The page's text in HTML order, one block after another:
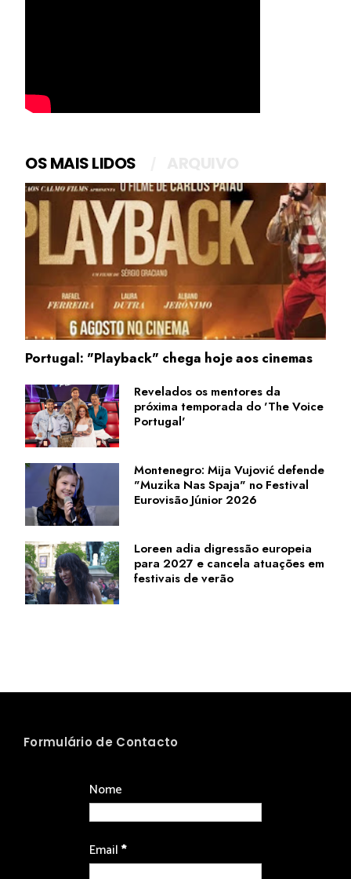
OS MAIS LIDOS
Portugal: "Playback" chega hoje aos cinemas
Revelados os mentores da
próxima temporada do 'The Voice
Portugal'
Montenegro: Mija Vujović defende
"Muzika Nas Spaja" no Festival
Eurovisão Júnior 2026
Loreen adia digressão europeia
para 2027 e cancela atuações em
festivais de verão
Formulário de Contacto
Nome
Email*